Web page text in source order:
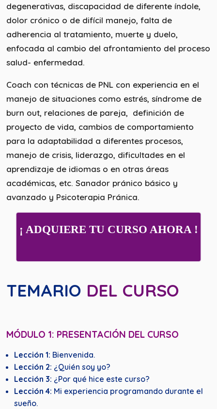
degenerativas, discapacidad de diferente índole,
dolor crónico o de difícil manejo, falta de
adherencia al tratamiento, muerte y duelo,
enfocada al cambio del afrontamiento del proceso
salud- enfermedad.
Coach con técnicas de PNL con experiencia en el
manejo de situaciones como estrés, síndrome de
burn out, relaciones de pareja, definición de
proyecto de vida, cambios de comportamiento
para la adaptabilidad a diferentes procesos,
manejo de crisis, liderazgo, dificultades en el
aprendizaje de idiomas o en otras áreas
académicas, etc. Sanador pránico básico y
avanzado y Psicoterapia Pránica.
¡ ADQUIERE TU CURSO AHORA !
TEMARIO DEL CURSO
MÓDULO 1: PRESENTACIÓN DEL CURSO
Lección 1: Bienvenida.
Lección 2: ¿Quién soy yo?
Lección 3: ¿Por qué hice este curso?
Lección 4: Mi experiencia programando durante el
sueño.